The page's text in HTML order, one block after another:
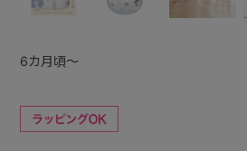
6カ月頃～